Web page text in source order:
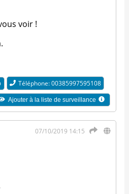
voir !
Téléphone: 00385997595108
Ajouter à la liste de surveillance
07/10/2019 14:15